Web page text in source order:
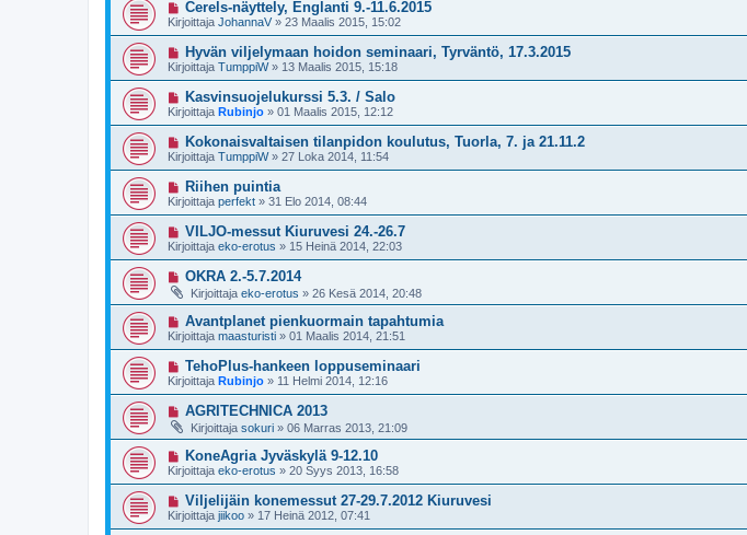
Cerels-näyttely, Englanti 9.-11.6.2015
Kirjoittaja JohannaV » 23 Maalis 2015, 15:02
Hyvän viljelymaan hoidon seminaari, Tyrväntö, 17.3.2015
Kirjoittaja TumppiW» 13 Maalis 2015, 15:18
Kasvinsuojelukurssi 5.3. / Salo
Kirjoittaja Rubinjo » 01 Maalis 2015, 12:12
Kokonaisvaltaisen tilanpidon koulutus, Tuorla, 7. ja 21.11.2
Kirjoittaja TumppiW» 27 Loka 2014, 11:54
Riihen puintia
Kirjoittaja perfekt » 31 Elo 2014, 08:44
VILJO-messut Kiuruvesi 24.-26.7
Kirjoittaja eko-erotus » 15 Heinä 2014, 22:03
OKRA 2.-5.7.2014
Kirjoittaja eko-erotus » 26 Kesä 2014, 20:48
Avantplanet pienkuormain tapahtumia
Kirjoittaja maasturisti » 01 Maalis 2014, 21:51
TehoPlus-hankeen loppuseminaari
Kirjoittaja Rubinjo » 11 Helmi 2014, 12:16
AGRITECHNICA 2013
Kirjoittaja sokuri » 06 Marras 2013, 21:09
KoneAgria Jyväskylä 9-12.10
Kirjoittaja eko-erotus » 20 Syys 2013, 16:58
Viljelijäin konemessut 27-29.7.2012 Kiuruvesi
Kirjoittaja jiikoo » 17 Heinä 2012, 07:41